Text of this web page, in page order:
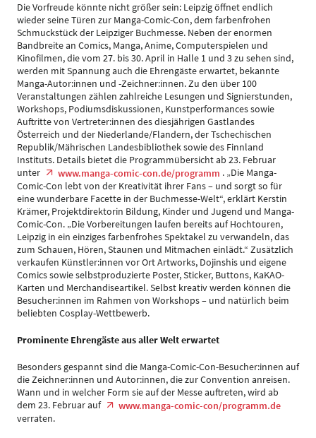
Die Vorfreude könnte nicht größer sein: Leipzig öffnet endlich
wieder seine Türen zur Manga-Comic-Con, dem farbenfrohen
Schmuckstück der Leipziger Buchmesse. Neben der enormen
Bandbreite an Comics, Manga, Anime, Computerspielen und
Kinofilmen, die vom 27. bis 30. April in Halle 1 und 3 zu sehen sind,
werden mit Spannung auch die Ehrengäste erwartet, bekannte
Manga-Autor:innen und -Zeichner:innen. Zu den über 100
Veranstaltungen zählen zahlreiche Lesungen und Signierstunden,
Workshops, Podiumsdiskussionen, Kunstperformances sowie
Auftritte von Vertreter:innen des diesjährigen Gastlandes
Österreich und der Niederlande/Flandern, der Tschechischen
Republik/Mährischen Landesbibliothek sowie des Finnland
Instituts. Details bietet die Programmübersicht ab 23. Februar
unter
www.manga-comic-con.de/programm . „Die Manga-
Comic-Con lebt von der Kreativität ihrer Fans – und sorgt so für
eine wunderbare Facette in der Buchmesse-Welt“, erklärt Kerstin
Krämer, Projektdirektorin Bildung, Kinder und Jugend und Manga-
Comic-Con. „Die Vorbereitungen laufen bereits auf Hochtouren,
Leipzig in ein einziges farbenfrohes Spektakel zu verwandeln, das
zum Schauen, Hören, Staunen und Mitmachen einlädt.“ Zusätzlich
verkaufen Künstler:innen vor Ort Artworks, Dojinshis und eigene
Comics sowie selbstproduzierte Poster, Sticker, Buttons, KaKAO-
Karten und Merchandiseartikel. Selbst kreativ werden können die
Besucher:innen im Rahmen von Workshops – und natürlich beim
beliebten Cosplay-Wettbewerb.
Prominente Ehrengäste aus aller Welt erwartet
Besonders gespannt sind die Manga-Comic-Con-Besucher:innen auf
die Zeichner:innen und Autor:innen, die zur Convention anreisen.
Wann und in welcher Form sie auf der Messe auftreten, wird ab
dem 23. Februar auf
www.manga-comic-con/programm.de
verraten.